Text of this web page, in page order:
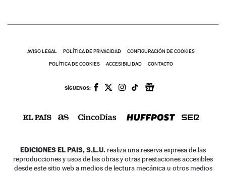
AVISO LEGAL POLÍTICA DE PRIVACIDAD CONFIGURACIÓN DE COOKIES
POLÍTICA DE COOKIES ACCESIBILIDAD CONTACTO
SÍGUENOS:
EDICIONES EL PAIS, S.L.U. realiza una reserva expresa de las
reproducciones y usos de las obras y otras prestaciones accesibles
desde este sitio web a medios de lectura mecánica u otros medios